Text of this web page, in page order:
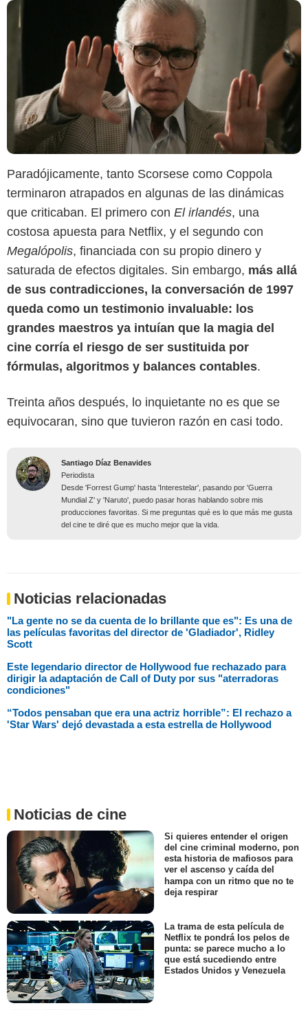
Paradójicamente, tanto Scorsese como Coppola
terminaron atrapados en algunas de las dinámicas
que criticaban. El primero con El irlandés, una
costosa apuesta para Netflix, y el segundo con
Megalópolis, financiada con su propio dinero y
saturada de efectos digitales. Sin embargo, más allá
de sus contradicciones, la conversación de 1997
queda como un testimonio invaluable: los
grandes maestros ya intuían que la magia del
cine corría el riesgo de ser sustituida por
fórmulas, algoritmos y balances contables.
Treinta años después, lo inquietante no es que se
equivocaran, sino que tuvieron razón en casi todo.
Santiago Díaz Benavides
Periodista
Desde 'Forrest Gump' hasta 'Interestelar', pasando por 'Guerra
Mundial Z' y 'Naruto', puedo pasar horas hablando sobre mis
producciones favoritas. Si me preguntas qué es lo que más me gusta
del cine te diré que es mucho mejor que la vida.
Noticias relacionadas
"La gente no se da cuenta de lo brillante que es": Es una de
las películas favoritas del director de 'Gladiador', Ridley
Scott
Este legendario director de Hollywood fue rechazado para
dirigir la adaptación de Call of Duty por sus "aterradoras
condiciones"
“Todos pensaban que era una actriz horrible”: El rechazo a
'Star Wars' dejó devastada a esta estrella de Hollywood
Noticias de cine
Si quieres entender el origen
del cine criminal moderno, pon
esta historia de mafiosos para
ver el ascenso y caída del
hampa con un ritmo que no te
deja respirar
La trama de esta película de
Netflix te pondrá los pelos de
punta: se parece mucho a lo
que está sucediendo entre
Estados Unidos y Venezuela